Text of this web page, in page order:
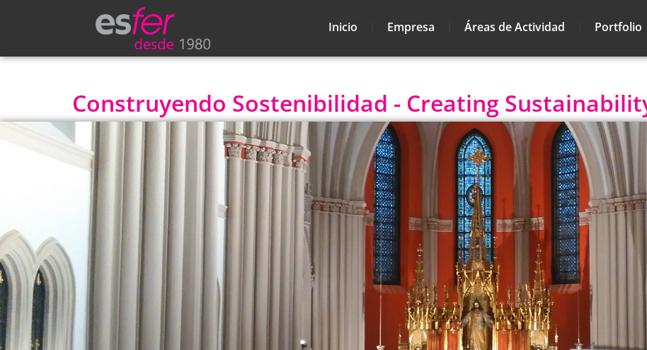
Inicio Empresa Áreas de Actividad Portfolio
Construyendo Sostenibilidad - Creating